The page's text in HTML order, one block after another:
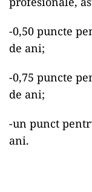
-0,50 puncte
de ani;
-0,75 puncte
de ani;
-un punct
ani.